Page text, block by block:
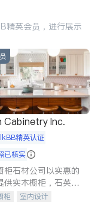
精英会员，进行展示
Cabinetry Inc.
精英认证
已核实
柜石材公司以实惠的
供实木橱柜，石英石
多种优质不锈钢水
柜
室内设计